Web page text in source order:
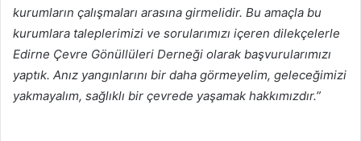
kurumların çalışmaları arasına girmelidir. Bu amaçla bu
kurumlara taleplerimizi ve sorularımızı içeren dilekçelerle
Edirne Çevre Gönüllüleri Derneği olarak başvurularımızı
yaptık. Anız yangınlarını bir daha görmeyelim, geleceğimizi
yakmayalım, sağlıklı bir çevrede yaşamak hakkımızdır.”